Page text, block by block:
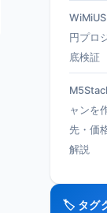
円プロ
底検証
ャンを
先・価
解説
🏷️ タグ